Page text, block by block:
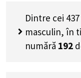
Dintre cei 437
masculin, în
numără 192